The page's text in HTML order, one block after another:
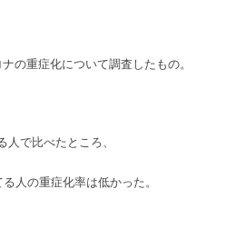
の重症化について調査したもの。
で比べたところ、
人の重症化率は低かった。